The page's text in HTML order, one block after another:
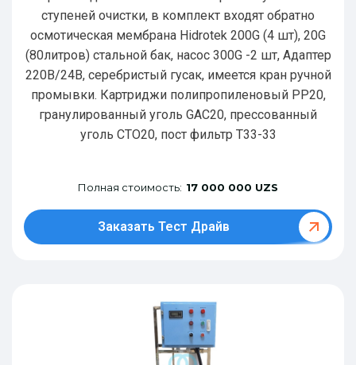
ступеней очистки, в комплект входят обратно
осмотическая мембрана Hidrotek 200G (4 шт), 20G
(80литров) стальной бак, насос 300G -2 шт, Адаптер
220В/24В, серебристый гусак, имеется кран ручной
промывки. Картриджи полипропиленовый РР20,
гранулированный уголь GAC20, прессованный
уголь CTO20, пост фильтр T33-33
Полная стоимость: 17 000 000 UZS
Заказать Тест Драйв